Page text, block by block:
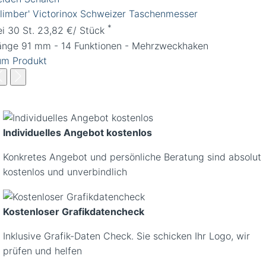
Victorinox Schweizer Taschenmesser
30 St. 23,82 €/ Stück *
91 mm - 14 Funktionen - Mehrzweckhaken
Produkt
Individuelles Angebot kostenlos
Konkretes Angebot und persönliche Beratung sind absolut
kostenlos und unverbindlich
Kostenloser Grafikdatencheck
Inklusive Grafik-Daten Check. Sie schicken Ihr Logo, wir
prüfen und helfen